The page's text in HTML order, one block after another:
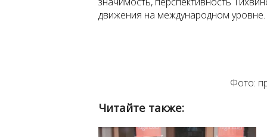
движения на международном уровне.
Фото:
Читайте также: